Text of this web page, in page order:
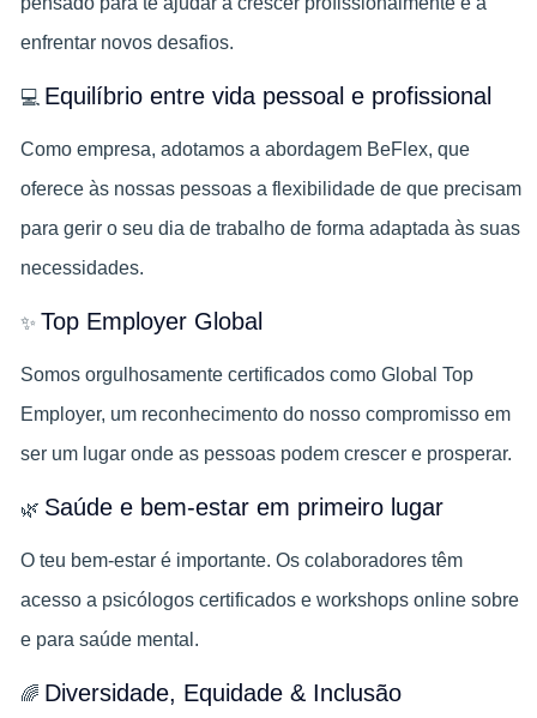
enfrentar novos desafios.
💻 Equilíbrio entre vida pessoal e profissional
Como empresa, adotamos a abordagem BeFlex, que
oferece às nossas pessoas a flexibilidade de que precisam
para gerir o seu dia de trabalho de forma adaptada às suas
necessidades.
✨ Top Employer Global
Somos orgulhosamente certificados como Global Top
Employer, um reconhecimento do nosso compromisso em
ser um lugar onde as pessoas podem crescer e prosperar.
🌿 Saúde e bem-estar em primeiro lugar
O teu bem‑estar é importante. Os colaboradores têm
acesso a psicólogos certificados e workshops online sobre
e para saúde mental.
🌈 Diversidade, Equidade & Inclusão